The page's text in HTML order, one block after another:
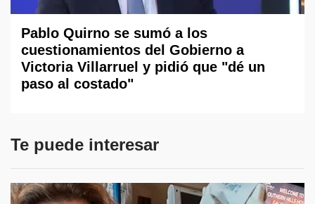
Pablo Quirno se sumó a los
cuestionamientos del Gobierno a
Victoria Villarruel y pidió que "dé un
paso al costado"
Te puede interesar